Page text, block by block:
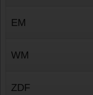
EM
WM
ZDF